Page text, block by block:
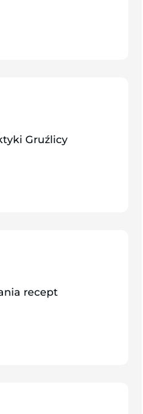
Gruźlicy
recept